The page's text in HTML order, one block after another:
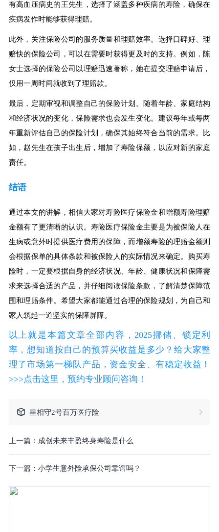
有高血压病史的王先生，选择了涵盖多种疾病的寿险，确保在
疾病发作时能够获得理赔。
此外，关注保险公司的服务质量和理赔效率。选择口碑好、理
赔快的保险公司，可以在需要时获得更及时的支持。例如，陈
女士选择的保险公司以理赔迅速著称，她在提交理赔申请后，
仅用一周时间就收到了理赔款。
最后，定期审视和调整自己的保险计划。随着年龄、家庭结构
和经济状况的变化，保险需求也会发生变化。建议每年或每两
年重新评估自己的保险计划，确保其始终符合当前的需求。比
如，赵先生在孩子出生后，增加了寿险保额，以应对新的家庭
责任。
结语
通过本文的讲解，相信大家对寿险医疗保险金和增额寿险理赔
金额有了更清晰的认识。寿险医疗保险金主要是为被保险人在
生病或意外时提供医疗费用的保障，而增额寿险的理赔金额则
会根据保单的具体条款和被保险人的实际情况来确定。购买寿
险时，一定要根据自身的经济状况、年龄、健康状况和保障需
求来选择合适的产品，并仔细阅读保险条款，了解清楚保障范
围和理赔条件。希望大家都能通过合理的保险规划，为自己和
家人筑起一道坚实的保障屏障。
以上就是本篇文章全部内容，2025挪储、锁定利
率，想知道按自己的预算买收益是多少？给大家整
理了市场第一梯队产品，资金安全、有稳定收益！
>>>点击这里，预约专业顾问咨询！
星相守2号百万医疗险
上一篇： 成创未来丰盈终身寿险是什么
下一篇： 小学生意外险承保公司靠谱吗？